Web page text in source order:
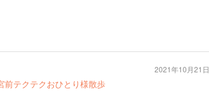
前テクテクおひとり様散歩
2021年10月21日